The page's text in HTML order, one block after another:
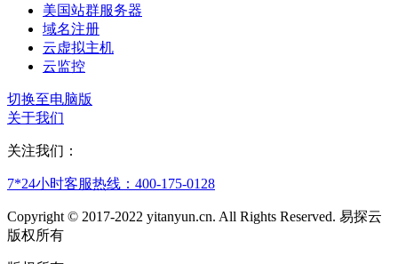
美国站群服务器
域名注册
云虚拟主机
云监控
切换至电脑版
关于我们
关注我们：
7*24小时客服热线： 400-175-0128
Copyright © 2017-2022 yitanyun.cn. All Rights Reserved. 易探云
版权所有